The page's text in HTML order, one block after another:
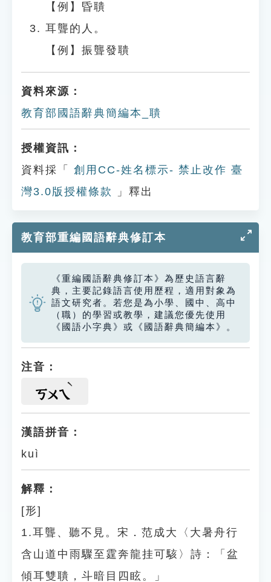
【例】昏聵
耳聾的人。
【例】振聾發聵
資料來源：
教育部國語辭典簡編本_聵
授權資訊：
資料採「
創用CC-姓名標示- 禁止改作 臺
灣3.0版授權條款
」釋出
教育部重編國語辭典修訂本
《重編國語辭典修訂本》為歷史語言辭
典，主要記錄語言使用歷程，適用對象為
語文研究者。若您是為小學、國中、高中
（職）的學習或教學，建議您優先使用
《國語小字典》或《國語辭典簡編本》。
注音：
ㄎㄨㄟ
漢語拼音：
kuì
解釋：
[形]
1.耳聾、聽不見。宋．范成大〈大暑舟行
含山道中雨驟至霆奔龍挂可駭〉詩：「盆
傾耳雙聵，斗暗目四眩。」